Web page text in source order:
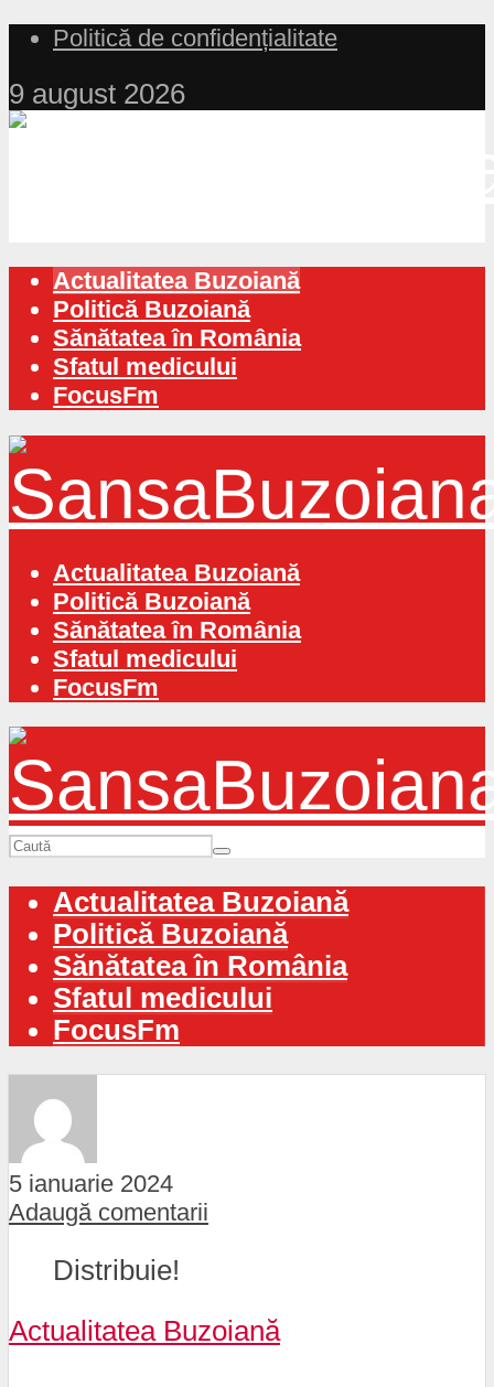
Politică de confidențialitate
9 august 2026
Actualitatea Buzoiană
Politică Buzoiană
Sănătatea în România
Sfatul medicului
FocusFm
Actualitatea Buzoiană
Politică Buzoiană
Sănătatea în România
Sfatul medicului
FocusFm
Actualitatea Buzoiană
Politică Buzoiană
Sănătatea în România
Sfatul medicului
FocusFm
5 ianuarie 2024
Adaugă comentarii
Distribuie!
Actualitatea Buzoiană